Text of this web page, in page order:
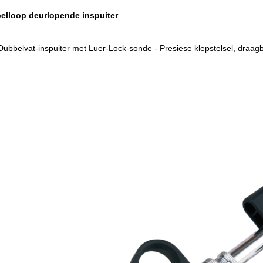
deurlopende inspuiter
inspuiter met Luer-Lock-sonde - Presiese klepstelsel,